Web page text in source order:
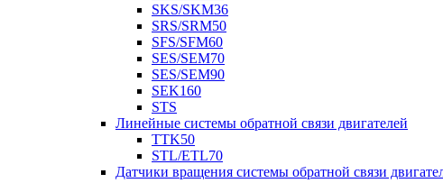
SKS/SKM36
SRS/SRM50
SFS/SFM60
SES/SEM70
SES/SEM90
SEK160
STS
Линейные системы обратной связи двигателей
TTK50
STL/ETL70
Датчики вращения системы обратной связи